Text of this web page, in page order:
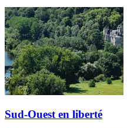
Sud-Ouest en liberté